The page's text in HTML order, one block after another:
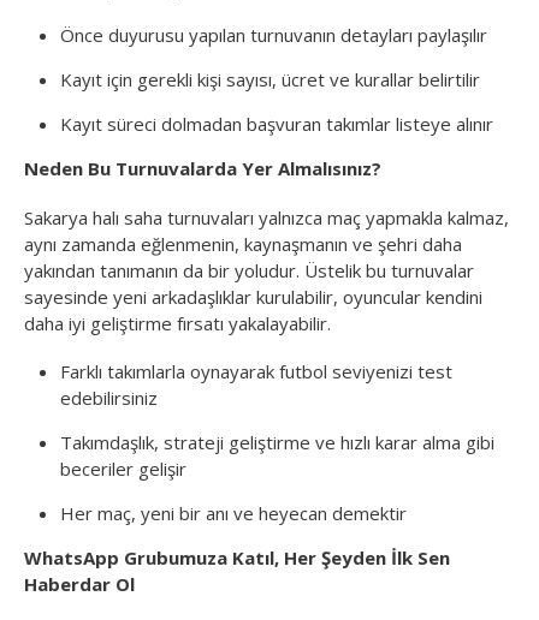
Önce duyurusu yapılan turnuvanın detayları paylaşılır
Kayıt için gerekli kişi sayısı, ücret ve kurallar belirtilir
Kayıt süreci dolmadan başvuran takımlar listeye alınır
Neden Bu Turnuvalarda Yer Almalısınız?
Sakarya halı saha turnuvaları yalnızca maç yapmakla kalmaz,
aynı zamanda eğlenmenin, kaynaşmanın ve şehri daha
yakından tanımanın da bir yoludur. Üstelik bu turnuvalar
sayesinde yeni arkadaşlıklar kurulabilir, oyuncular kendini
daha iyi geliştirme fırsatı yakalayabilir.
Farklı takımlarla oynayarak futbol seviyenizi test
edebilirsiniz
Takımdaşlık, strateji geliştirme ve hızlı karar alma gibi
beceriler gelişir
Her maç, yeni bir anı ve heyecan demektir
WhatsApp Grubumuza Katıl, Her Şeyden İlk Sen
Haberdar Ol